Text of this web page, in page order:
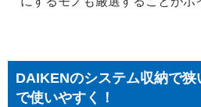
DAIKENのシステム収納で
で使いやすく！